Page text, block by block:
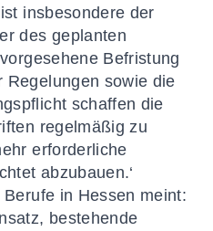
insbesondere der
des geplanten
Befristung
Regelungen sowie die
schaffen die
regelmäßig zu
erforderliche
abzubauen.‘
in Hessen meint:
bestehende